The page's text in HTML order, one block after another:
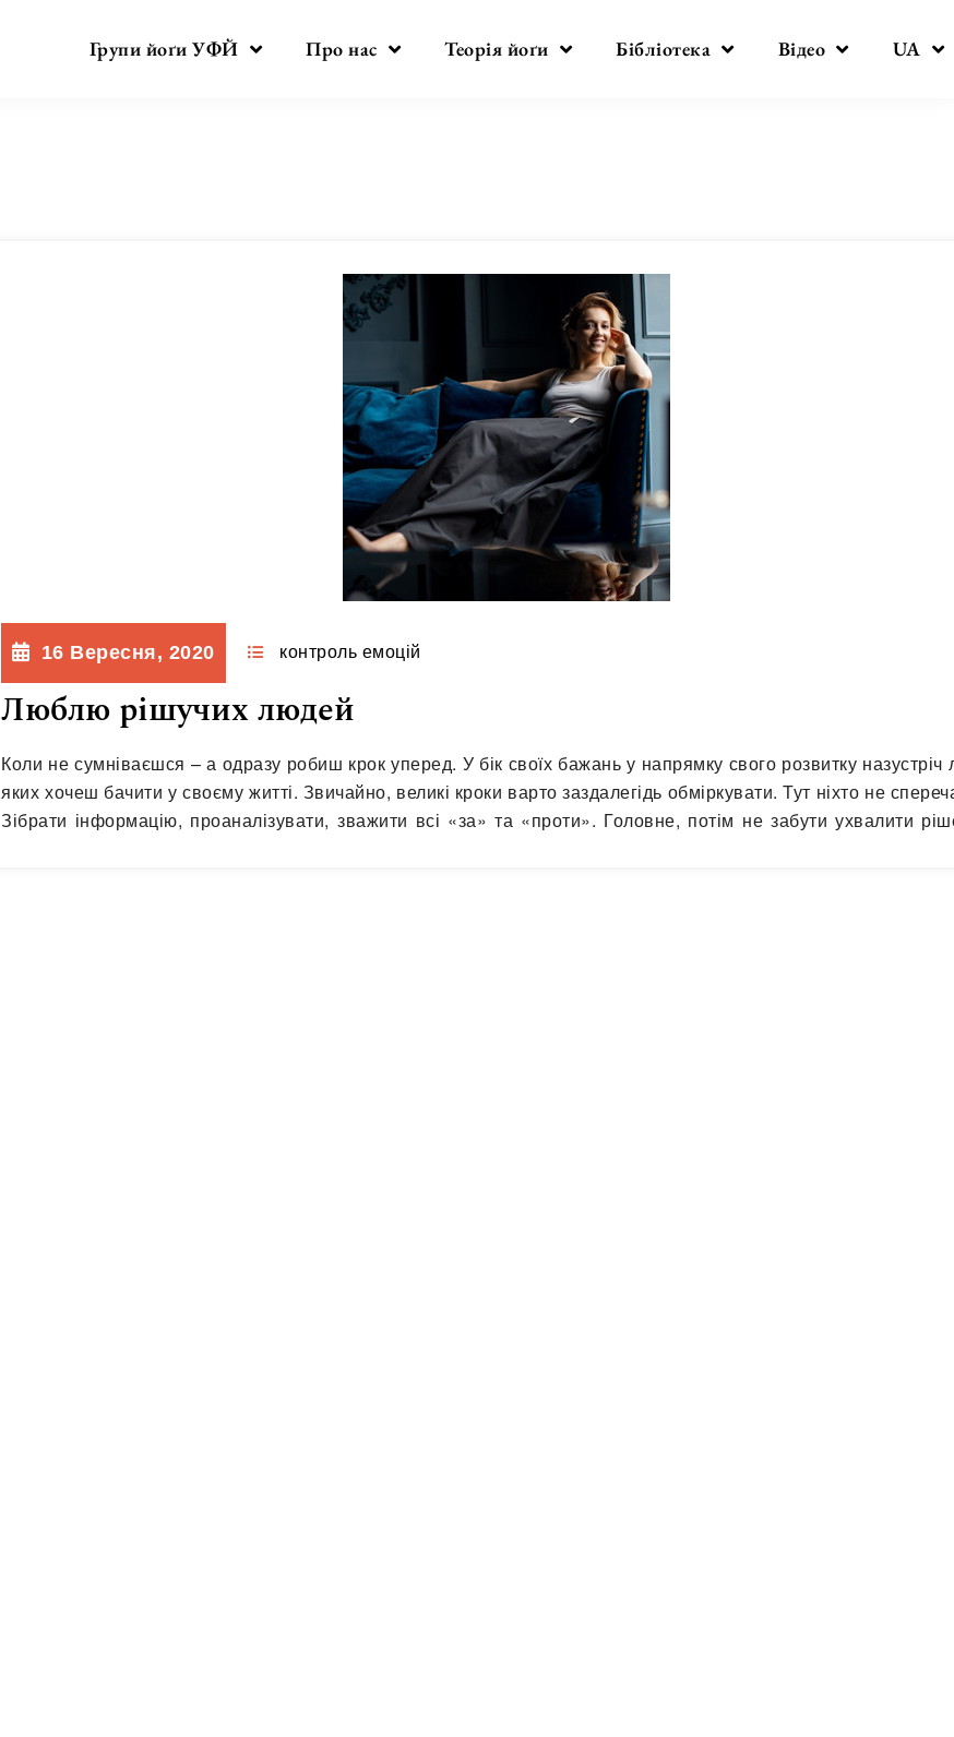
Групи йоґи УФЙ Про нас Теорія йоґи Бібліотека Відео UA
16 Вересня, 2020 контроль емоцій
Люблю рішучих людей
Коли не сумніваєшся – а одразу робиш крок уперед. У бік своїх бажань у напрямку свого розвитку
яких хочеш бачити у своєму житті. Звичайно, великі кроки варто заздалегідь обміркувати. Тут ніхто не
Зібрати інформацію, проаналізувати, зважити всі «за» та «проти». Головне, потім не забути ухвалити